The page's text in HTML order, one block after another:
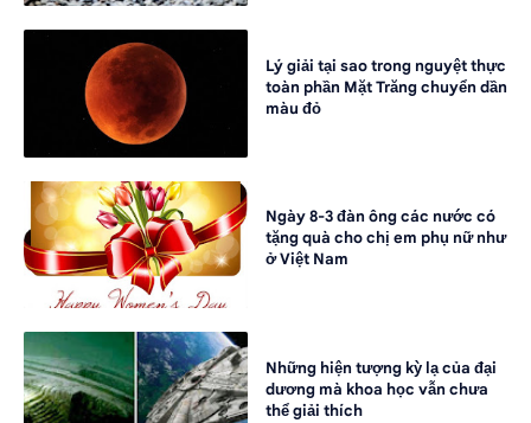
Lý giải tại sao trong nguyệt thực
toàn phần Mặt Trăng chuyển dần
màu đỏ
Ngày 8-3 đàn ông các nước có
tặng quà cho chị em phụ nữ như
ở Việt Nam
Những hiện tượng kỳ lạ của đại
dương mà khoa học vẫn chưa
thể giải thích